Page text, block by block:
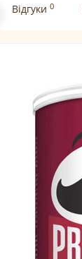
Відгуки 0